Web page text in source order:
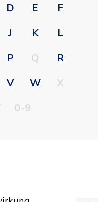
D E
F
J K
L
P Q
R
V W
X
0-9